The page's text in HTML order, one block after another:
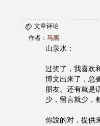
文章评论
作者： 马黑
山泉水：
过奖了，我喜欢
博文出来了，总
朋友。还有就是
少，留言就少，
你說的对，提供